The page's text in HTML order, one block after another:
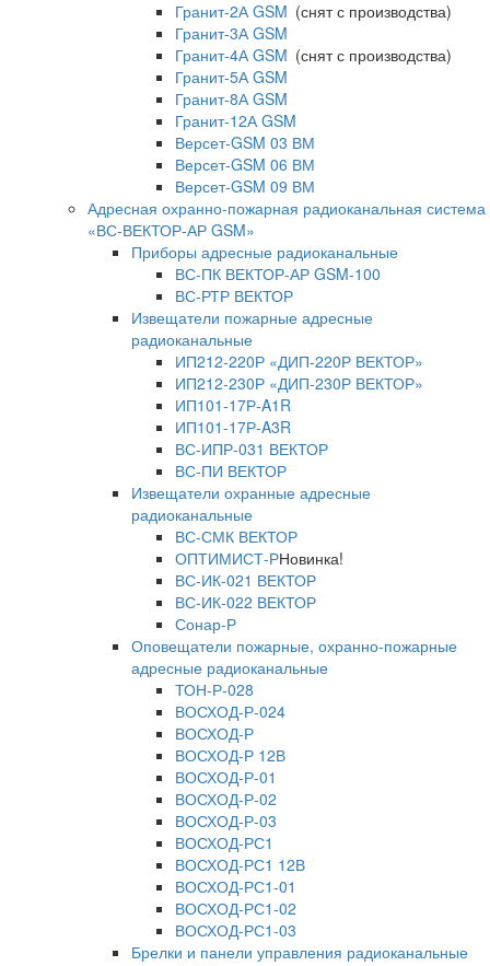
Гранит-2А GSM (снят с производства)
Гранит-3А GSM
Гранит-4А GSM (снят с производства)
Гранит-5А GSM
Гранит-8А GSM
Гранит-12А GSM
Версет-GSM 03 ВМ
Версет-GSM 06 ВМ
Версет-GSM 09 ВМ
Адресная охранно-пожарная радиоканальная система
«ВС-ВЕКТОР-АР GSM»
Приборы адресные радиоканальные
ВС-ПК ВЕКТОР-АР GSM-100
ВС-РТР ВЕКТОР
Извещатели пожарные адресные
радиоканальные
ИП212-220Р «ДИП-220Р ВЕКТОР»
ИП212-230Р «ДИП-230Р ВЕКТОР»
ИП101-17Р-A1R
ИП101-17Р-A3R
ВС-ИПР-031 ВЕКТОР
ВС-ПИ ВЕКТОР
Извещатели охранные адресные
радиоканальные
ВС-СМК ВЕКТОР
ОПТИМИСТ-РНовинка!
ВС-ИК-021 ВЕКТОР
ВС-ИК-022 ВЕКТОР
Сонар-Р
Оповещатели пожарные, охранно-пожарные
адресные радиоканальные
ТОН-Р-028
ВОСХОД-Р-024
ВОСХОД-Р
ВОСХОД-Р 12В
ВОСХОД-Р-01
ВОСХОД-Р-02
ВОСХОД-Р-03
ВОСХОД-РС1
ВОСХОД-РС1 12В
ВОСХОД-РС1-01
ВОСХОД-РС1-02
ВОСХОД-РС1-03
Брелки и панели управления радиоканальные